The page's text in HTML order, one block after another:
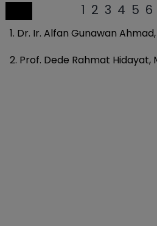
1 2 3 4 5 6
1. Dr. Ir. Alfan Gunawan Ahmad,
2. Prof. Dede Rahmat Hidayat,